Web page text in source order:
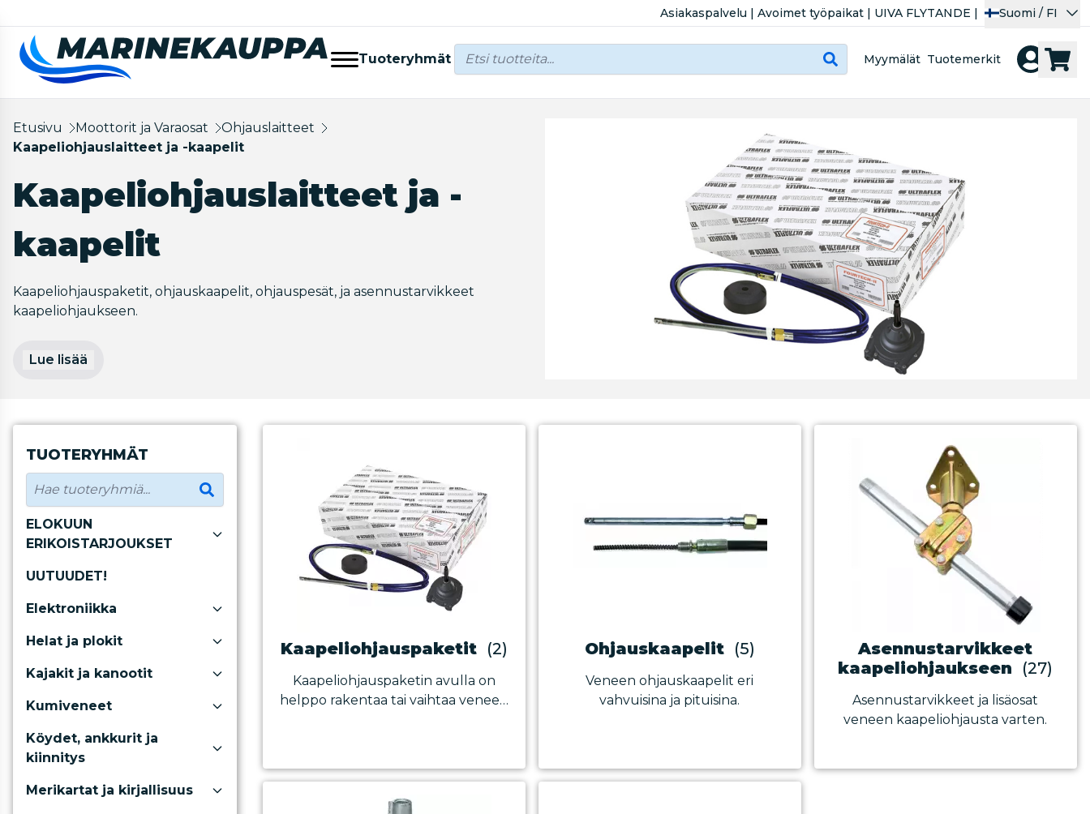
Asiakaspalvelu | Avoimet työpaikat | UIVA FLYTANDE | Suomi / FI
Tuoteryhmät Myymälät Tuotemerkit
Etusivu Moottorit ja Varaosat
Ohjauslaitteet
Kaapeliohjauslaitteet ja -kaapelit
Kaapeliohjauslaitteet ja -
kaapelit
Kaapeliohjauspaketit, ohjauskaapelit, ohjauspesät, ja asennustarvikkeet
kaapeliohjaukseen.
Lue lisää
TUOTERYHMÄT
ELOKUUN
ERIKOISTARJOUKSET
UUTUUDET!
Elektroniikka
Helat ja plokit
Kajakit ja kanootit
Kumiveneet
Köydet, ankkurit ja
kiinnitys
Merikartat ja kirjallisuus
Kaapeliohjauspaketit (2)
Kaapeliohjauspaketin avulla on
helppo rakentaa tai vaihtaa veneen
Ohjauskaapelit (5)
Veneen ohjauskaapelit eri
vahvuisina ja pituisina.
Asennustarvikkeet
kaapeliohjaukseen
(27)
Asennustarvikkeet ja lisäosat
veneen kaapeliohjausta varten.